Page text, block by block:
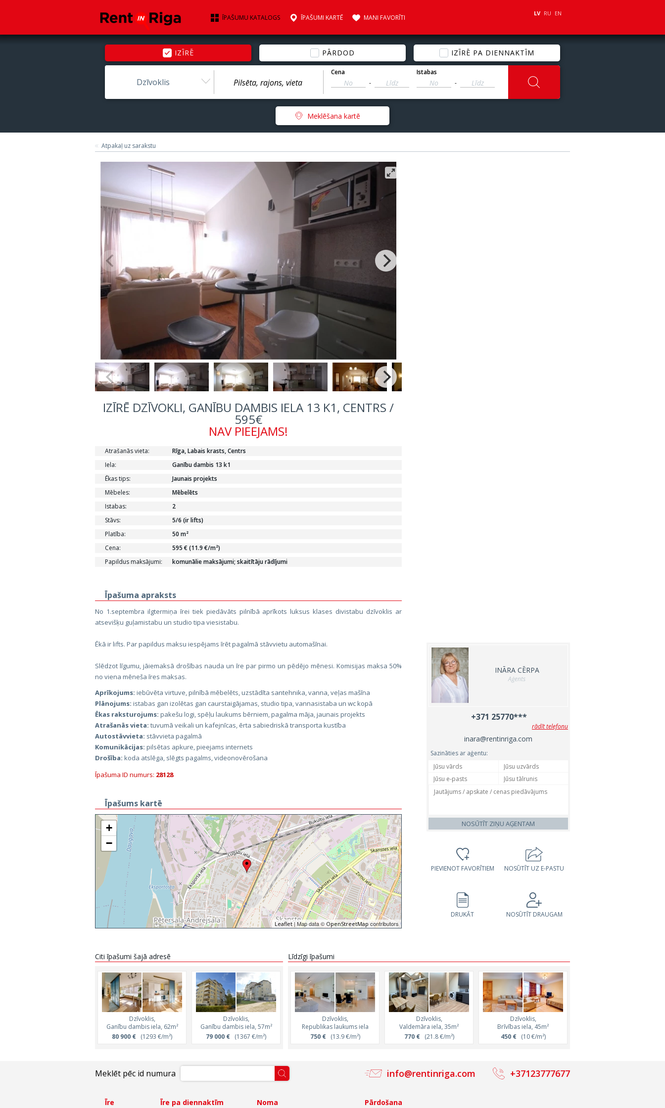
ĪPAŠUMU KATALOGS ĪPAŠUMI KARTĒ MANI FAVORĪTI
LV RU EN
IZĪRĒ PĀRDOD IZĪRĒ PA DIENNAKTĪM
Dzīvoklis
Cena
-
Istabas
-
Meklēšana kartē
Atpakaļ uz sarakstu
IZĪRĒ DZĪVOKLI, GANĪBU DAMBIS IELA 13 K1, CENTRS /
595€
NAV PIEEJAMS!
Atrašanās vieta:
Rīga, Labais krasts, Centrs
Iela:
Ganību dambis 13 k1
Ēkas tips:
Jaunais projekts
Mēbeles:
Mēbelēts
Istabas:
2
Stāvs:
5/6 (ir lifts)
Platība:
50 m²
Cena:
595 € (11.9 €/m²)
Papildus maksājumi:
komunālie maksājumi; skaitītāju rādījumi
Īpašuma apraksts
No 1.septembra ilgtermiņa īrei tiek piedāvāts pilnībā aprīkots luksus klases divistabu dzīvoklis ar
atsevišķu guļamistabu un studio tipa viesistabu.
Ēkā ir lifts. Par papildus maksu iespējams īrēt pagalmā stāvvietu automašīnai.
Slēdzot līgumu, jāiemaksā drošības nauda un īre par pirmo un pēdējo mēnesi. Komisijas maksa 50%
no viena mēneša īres maksas.
Aprīkojums: iebūvēta virtuve, pilnībā mēbelēts, uzstādīta santehnika, vanna, veļas mašīna
Plānojums: istabas gan izolētas gan caurstaigājamas, studio tipa, vannasistaba un wc kopā
Ēkas raksturojums: pakešu logi, spēļu laukums bērniem, pagalma māja, jaunais projekts
Atrašanās vieta: tuvumā veikali un kafejnīcas, ērta sabiedriskā transporta kustība
Autostāvvieta: stāvvieta pagalmā
Komunikācijas: pilsētas apkure, pieejams internets
Drošība: koda atslēga, slēgts pagalms, videonovērošana
Īpašuma ID numurs: 28128
Īpašums kartē
+
−
Leaflet| Map data © OpenStreetMap contributors
INĀRA CĒRPA
Aģents
+371 25770***
rādīt telefonu
inara@rentinriga.com
Sazināties ar aģentu:
NOSŪTĪT ZIŅU AĢENTAM
PIEVIENOT FAVORĪTIEM NOSŪTĪT UZ E-PASTU
DRUKĀT NOSŪTĪT DRAUGAM
Citi īpašumi šajā adresē
Dzīvoklis,
Ganību dambis iela, 62m²
80 900 € (1293 €/m²)
Dzīvoklis,
Ganību dambis iela, 57m²
79 000 € (1367 €/m²)
Līdzīgi īpašumi
Dzīvoklis,
Republikas laukums iela
750 €(13.9 €/m²)
Dzīvoklis,
Valdemāra iela, 35m²
770 €(21.8 €/m²)
Dzīvoklis,
Brīvības iela, 45m²
450 €(10 €/m²)
Meklēt pēc id numura info@rentinriga.com +37123777677
Īre Īre pa diennaktīm Noma Pārdošana